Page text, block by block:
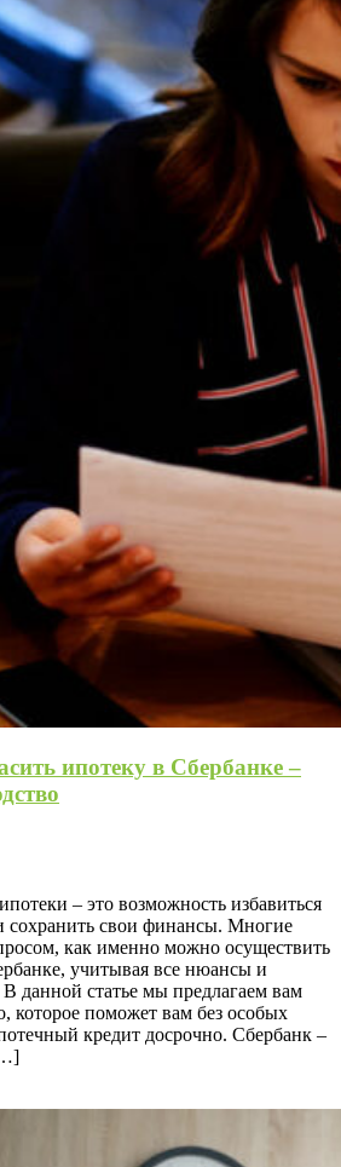
ипотеку в Сбербанке –
– это возможность избавиться
сохранить свои финансы. Многие
как именно можно осуществить
учитывая все нюансы и
данной статье мы предлагаем вам
которое поможет вам без особых
кредит досрочно. Сбербанк –